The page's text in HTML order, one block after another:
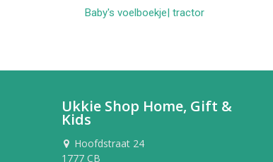
In winkelwagen
Baby's voelboekje| tractor
Ukkie Shop Home, Gift &
Kids
Hoofdstraat 24
1777 CB